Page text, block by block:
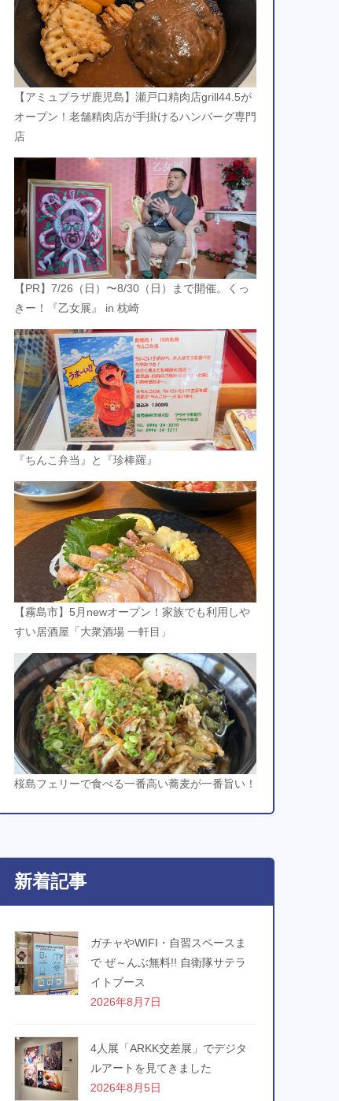
【アミュプラザ鹿児島】瀬戸口精肉店grill44.5が
オープン！老舗精肉店が手掛けるハンバーグ専門
店
【PR】7/26（日）〜8/30（日）まで開催。くっ
きー！『乙女展』 in 枕崎
『ちんこ弁当』と『珍棒羅』
【霧島市】5月newオープン！家族でも利用しや
すい居酒屋「大衆酒場 一軒目」
桜島フェリーで食べる一番高い蕎麦が一番旨い！
新着記事
ガチャやWIFI・自習スペースま
で ぜ～んぶ無料!! 自衛隊サテラ
イトブース
2026年8月7日
4人展「ARKK交差展」でデジタ
ルアートを見てきました
2026年8月5日